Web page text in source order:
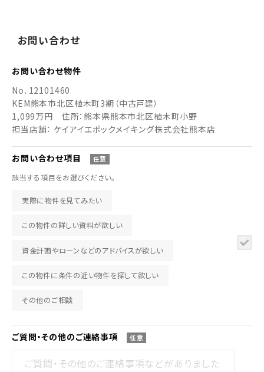
お問い合わせ
お問い合わせ物件
No． 12101460
KEM熊本市北区植木町3期（中古戸建）
1,099万円 住所：熊本県熊本市北区植木町小野
担当店舗： ケイアイエポックメイキング株式会社熊本店
お問い合わせ項目 任意
該当する項目をお選びください。
実際に物件を見てみたい
この物件の詳しい資料が欲しい
資金計画やローンなどのアドバイスが欲しい
この物件に条件の近い物件を探して欲しい
その他のご相談
ご質問・その他のご連絡事項 任意